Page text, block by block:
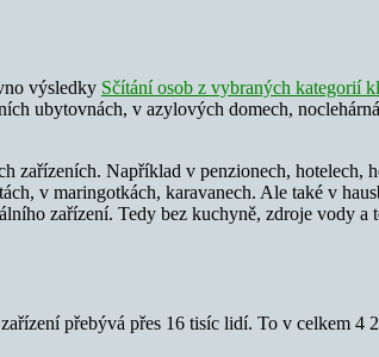
výsledky Sčítání osob z vybraných kategorií
ubytovnách, v azylových domech,
Například v penzionech, hotelech,
v maringotkách, karavanech. Ale také v
zařízení. Tedy bez kuchyně, zdroje vody a
přebývá přes 16 tisíc lidí. To v celkem 4